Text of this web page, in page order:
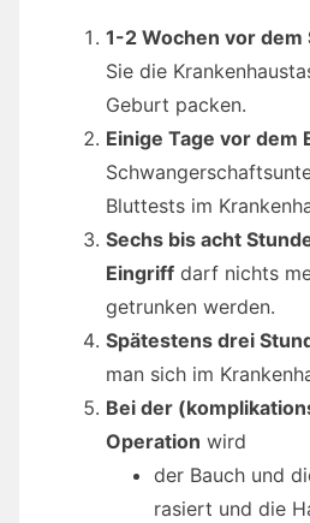
1-2 Wochen vor dem
Sie die
Geburt packen.
Einige Tage vor dem
Bluttests im
Sechs bis acht
Eingriff darf nichts
getrunken werden.
Spätestens drei
man sich im
Bei der
Operation wird
der Bauch und
rasiert und die